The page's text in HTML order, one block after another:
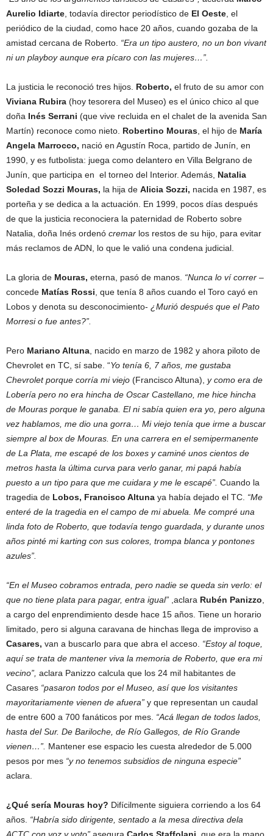
Aurelio Idiarte , todavía director periodístico de El Oeste , el
periódico de la ciudad, como hace 20 años, cuando gozaba de la
amistad cercana de Roberto. “Era un tipo austero, no un bon vivant
ni un playboy aunque era pícaro con las mujeres…”.
La justicia le reconoció tres hijos. Roberto, el fruto de su amor con
Viviana Rubira (hoy tesorera del Museo) es el único chico al que
doña Inés Serrani (que vive recluida en el chalet de la avenida San
Martín) reconoce como nieto. Robertino Mouras , el hijo de María
Angela Marrocco, nació en Agustín Roca, partido de Junín, en
1990, y es futbolista: juega como delantero en Villa Belgrano de
Junín, que participa en el torneo del Interior. Además, Natalia
Soledad Sozzi Mouras, la hija de Alicia Sozzi, nacida en 1987, es
porteña y se dedica a la actuación. En 1999, pocos días después
de que la justicia reconociera la paternidad de Roberto sobre
Natalia, doña Inés ordenó cremar los restos de su hijo, para evitar
más reclamos de ADN, lo que le valió una condena judicial.
La gloria de Mouras, eterna, pasó de manos. “Nunca lo ví correr –
concede Matías Rossi , que tenía 8 años cuando el Toro cayó en
Lobos y denota su desconocimiento- ¿Murió después que el Pato
Morresi o fue antes?”.
Pero Mariano Altuna , nacido en marzo de 1982 y ahora piloto de
Chevrolet en TC, sí sabe. “Yo tenía 6, 7 años, me gustaba
Chevrolet porque corría mi viejo (Francisco Altuna), y como era de
Lobería pero no era hincha de Oscar Castellano, me hice hincha
de Mouras porque le ganaba. El ni sabía quien era yo, pero alguna
vez hablamos, me dio una gorra… Mi viejo tenía que irme a buscar
siempre al box de Mouras. En una carrera en el semipermanente
de La Plata, me escapé de los boxes y caminé unos cientos de
metros hasta la última curva para verlo ganar, mi papá había
puesto a un tipo para que me cuidara y me le escapé”. Cuando la
tragedia de Lobos, Francisco Altuna ya había dejado el TC. “Me
enteré de la tragedia en el campo de mi abuela. Me compré una
linda foto de Roberto, que todavía tengo guardada, y durante unos
años pinté mi karting con sus colores, trompa blanca y pontones
azules”.
“En el Museo cobramos entrada, pero nadie se queda sin verlo: el
que no tiene plata para pagar, entra igual” ,aclara Rubén Panizzo
a cargo del enprendimiento desde hace 15 años. Tiene un horario
limitado, pero si alguna caravana de hinchas llega de improviso a
Casares, van a buscarlo para que abra el acceso. “Estoy al toque,
aquí se trata de mantener viva la memoria de Roberto, que era mi
vecino”, aclara Panizzo calcula que los 24 mil habitantes de
Casares “pasaron todos por el Museo, así que los visitantes
mayoritariamente vienen de afuera” y que representan un caudal
de entre 600 a 700 fanáticos por mes. “Acá llegan de todos lados,
hasta del Sur. De Bariloche, de Río Gallegos, de Río Grande
vienen…”. Mantener ese espacio les cuesta alrededor de 5.000
pesos por mes “y no tenemos subsidios de ninguna especie”
aclara.
¿Qué sería Mouras hoy? Difícilmente siguiera corriendo a los 64
años. “Habría sido dirigente, sentado a la mesa directiva dela